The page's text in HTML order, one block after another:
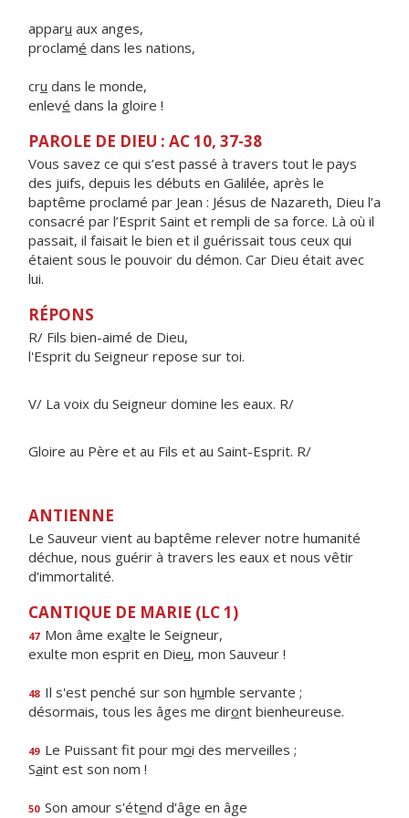
apparu aux anges,
proclamé dans les nations,
cru dans le monde,
enlevé dans la gloire !
PAROLE DE DIEU : AC 10, 37-38
Vous savez ce qui s’est passé à travers tout le pays
des juifs, depuis les débuts en Galilée, après le
baptême proclamé par Jean : Jésus de Nazareth, Dieu l’a
consacré par l’Esprit Saint et rempli de sa force. Là où il
passait, il faisait le bien et il guérissait tous ceux qui
étaient sous le pouvoir du démon. Car Dieu était avec
lui.
RÉPONS
R/ Fils bien-aimé de Dieu,
l'Esprit du Seigneur repose sur toi.
V/ La voix du Seigneur domine les eaux. R/
Gloire au Père et au Fils et au Saint-Esprit. R/
ANTIENNE
Le Sauveur vient au baptême relever notre humanité
déchue, nous guérir à travers les eaux et nous vêtir
d'immortalité.
CANTIQUE DE MARIE (LC 1)
47 Mon âme exalte le Seigneur,
exulte mon esprit en Dieu, mon Sauveur !
48 Il s'est penché sur son humble servante ;
désormais, tous les âges me diront bienheureuse.
49 Le Puissant fit pour moi des merveilles ;
Saint est son nom !
50 Son amour s'étend d'âge en âge